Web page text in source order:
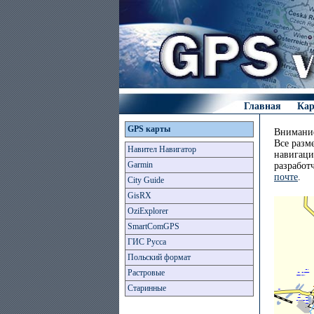
Главная
GPS карты
Навител Навигатор
Garmin
City Guide
GisRX
OziExplorer
SmartComGPS
ГИС Русса
Польский формат
Растровые
Старинные
Все
почте.